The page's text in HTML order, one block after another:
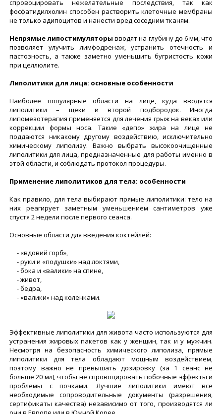
спровоцировать нежелательные последствия, так как
фосфатидилхолин способен растворить клеточные мембраны
не только адипоцитов и нанести вред соседним тканям.
Непрямые липостимуляторы вводят на глубину до 6 мм, что
позволяет улучить лимфодренаж, устранить отечность и
пастозность, а также заметно уменьшить бугристость кожи
при целлюлите.
Липолитики для лица: основные особенности
Наиболее популярные области на лице, куда вводятся
липолитики – щеки и второй подбородок. Иногда
липомезотерапия применяется для лечения грыж на веках или
коррекции формы носа. Такие «депо» жира на лице не
поддаются никакому другому воздействию, исключительно
химическому липолизу. Важно выбрать высокоочищенные
липолитики для лица, предназначенные для работы именно в
этой области, и соблюдать протокол процедуры.
Применение липолитиков для тела: особенности
Как правило, для тела выбирают прямые липолитики: тело на
них реагирует заметным уменьшением сантиметров уже
спустя 2 недели после первого сеанса.
Основные области для введения коктейлей:
- «вдовий горб»,
- руки и «подушки» над локтями,
- бока и «валики» на спине,
- живот,
- бедра,
- «валики» над коленками.
Эффективные липолитики для живота часто используются для
устранения жировых пакетов как у женщин, так и у мужчин.
Несмотря на безопасность химического липолиза, прямые
липолитики для тела обладают мощным воздействием,
поэтому важно не превышать дозировку (за 1 сеанс не
больше 20 мл), чтобы не спровоцировать побочные эффекты и
проблемы с почками. Лучшие липолитики имеют все
необходимые сопроводительные документы (разрешения,
сертификаты качества) независимо от того, производятся ли